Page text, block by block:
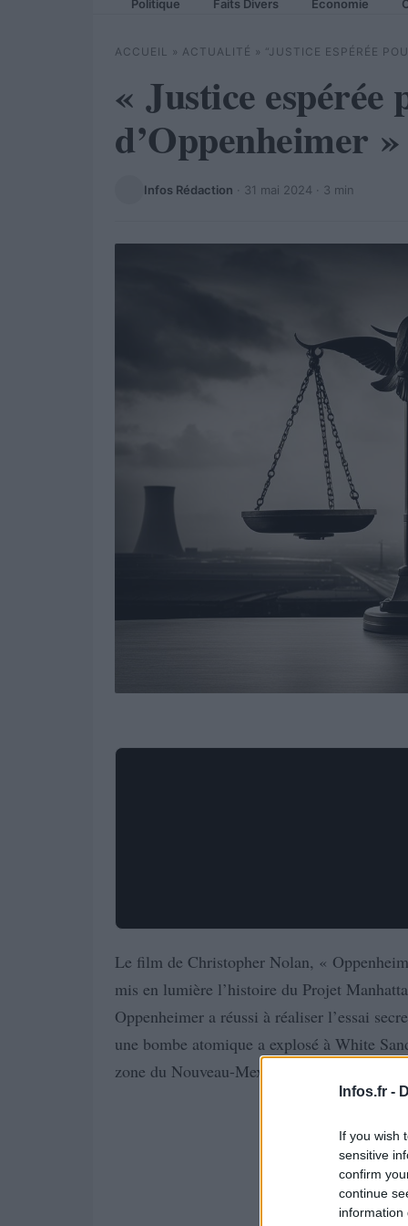
Infos.fr -
If you wish
sensitive
confirm
continue
information
Politique Faits Divers Economie
ACCUEIL » ACTUALITÉ » “JUSTICE ESPÉRÉE
« Justice
d’Oppenheimer »
Infos Rédaction · 31 mai 2024 · 3 min
Le film de Christopher Nolan, «
mis en lumière l’histoire du Projet
Oppenheimer a réussi à réaliser l’essai
une bombe atomique a explosé à White
zone du Nouveau-Mexique présentée par le